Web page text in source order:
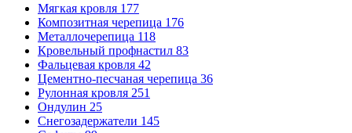
Мягкая кровля 177
Композитная черепица 176
Металлочерепица 118
Кровельный профнастил 83
Фальцевая кровля 42
Цементно-песчаная черепица 36
Рулонная кровля 251
Ондулин 25
Снегозадержатели 145